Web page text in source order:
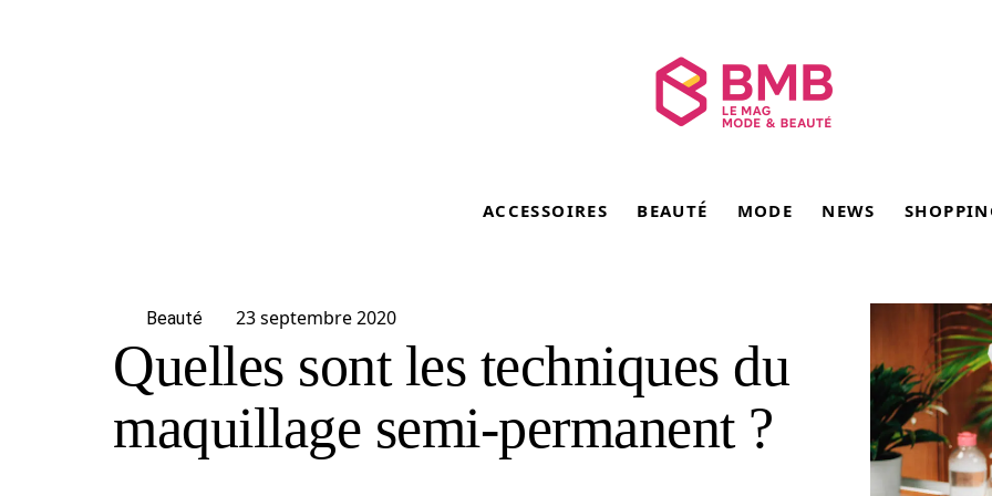
ACCESSOIRES BEAUTÉ MODE NEWS
Beauté 23 septembre 2020
Quelles sont les techniques du
maquillage semi-permanent ?